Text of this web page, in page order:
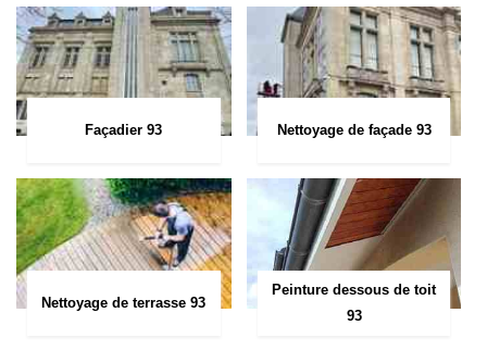
Façadier 93 Nettoyage de façade 93
Nettoyage de terrasse 93
Peinture dessous de toit
93